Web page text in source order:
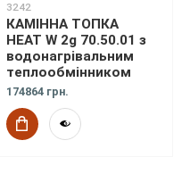
3242
КАМІННА ТОПКА
HEAT W 2g 70.50.01 з
водонагрівальним
теплообмінником
174864 грн.